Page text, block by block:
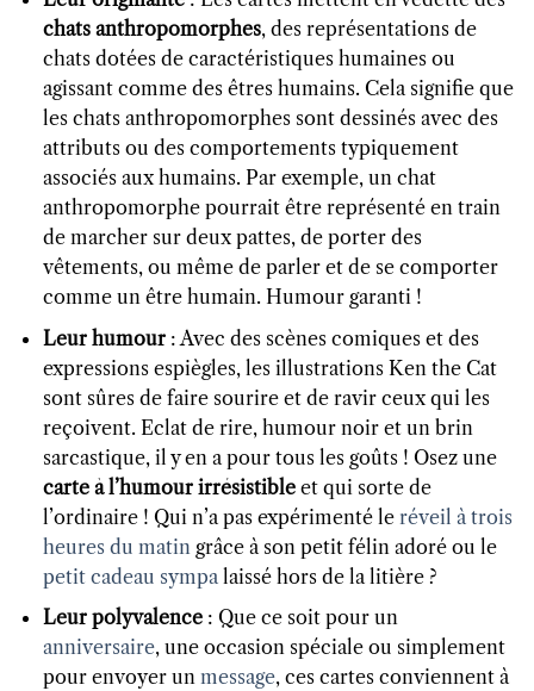
chats anthropomorphes, des représentations de
chats dotées de caractéristiques humaines ou
agissant comme des êtres humains. Cela signifie que
les chats anthropomorphes sont dessinés avec des
attributs ou des comportements typiquement
associés aux humains. Par exemple, un chat
anthropomorphe pourrait être représenté en train
de marcher sur deux pattes, de porter des
vêtements, ou même de parler et de se comporter
comme un être humain. Humour garanti !
Leur humour: Avec des scènes comiques et des
expressions espiègles, les illustrations Ken the Cat
sont sûres de faire sourire et de ravir ceux qui les
reçoivent. Eclat de rire, humour noir et un brin
sarcastique, il y en a pour tous les goûts ! Osez une
carte à l’humour irrésistibleet qui sorte de
l’ordinaire ! Qui n’a pas expérimenté le réveil à trois
heures du matin grâce à son petit félin adoré ou le
petit cadeau sympa laissé hors de la litière ?
Leur polyvalence: Que ce soit pour un
anniversaire, une occasion spéciale ou simplement
pour envoyer un message, ces cartes conviennent à